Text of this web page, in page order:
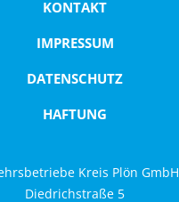
KONTAKT
IMPRESSUM
DATENSCHUTZ
HAFTUNG
Kreis Plön GmbH
Diedrichstraße 5